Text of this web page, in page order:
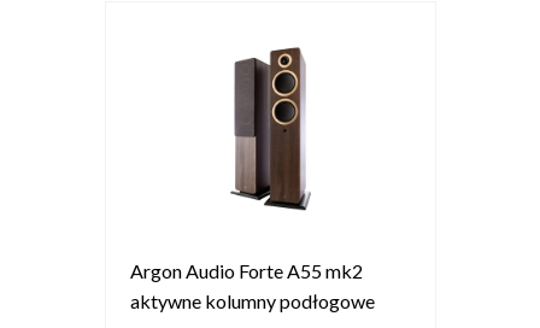
Argon Audio Forte A55 mk2
aktywne kolumny podłogowe